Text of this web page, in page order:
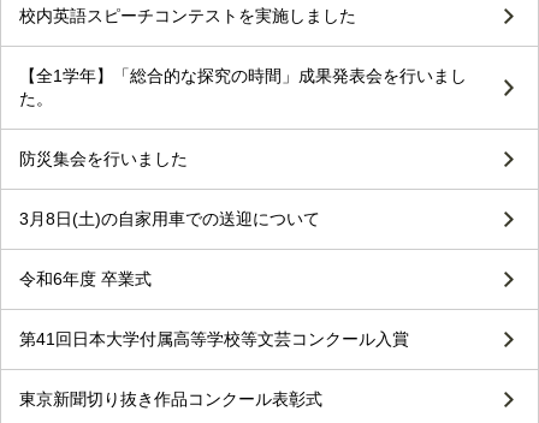
校内英語スピーチコンテストを実施しました
【全1学年】「総合的な探究の時間」成果発表会を行いまし
た。
防災集会を行いました
3月8日(土)の自家用車での送迎について
令和6年度 卒業式
第41回日本大学付属高等学校等文芸コンクール入賞
東京新聞切り抜き作品コンクール表彰式